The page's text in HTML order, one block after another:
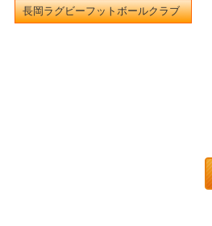
長岡ラグビーフットボールクラブ